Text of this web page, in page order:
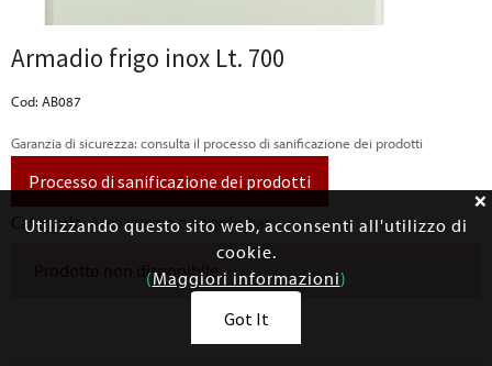
Armadio frigo inox Lt. 700
Cod: AB087
Garanzia di sicurezza: consulta il processo di sanificazione dei prodotti
Processo di sanificazione dei prodotti
Categoria: Area cucina e angolo bar
Prodotto non disponibile
Utilizzando questo sito web, acconsenti all'utilizzo di
cookie.
(Maggiori informazioni)
Got It